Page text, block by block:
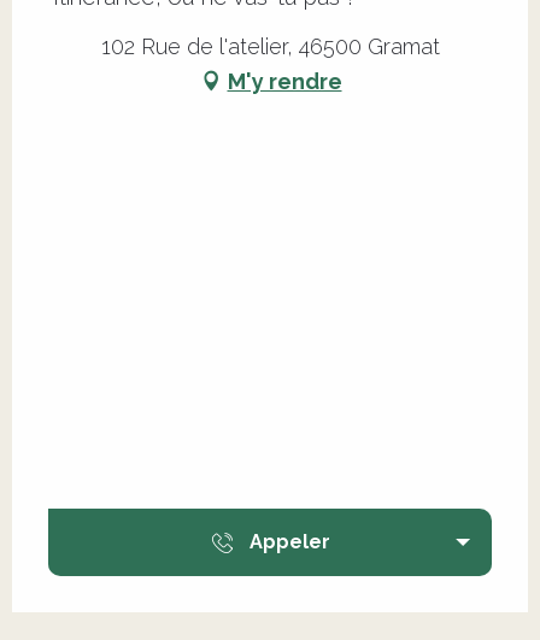
102 Rue de l'atelier, 46500 Gramat
M'y rendre
Appeler